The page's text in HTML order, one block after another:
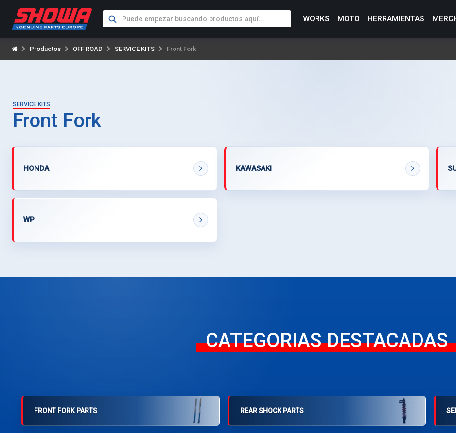
WORKS MOTO HERRAMIENTAS
Productos OFF ROAD SERVICE KITS Front Fork
SERVICE KITS
Front Fork
HONDA KAWASAKI
WP
CATEGORIAS DESTACADAS
FRONT FORK PARTS REAR SHOCK PARTS